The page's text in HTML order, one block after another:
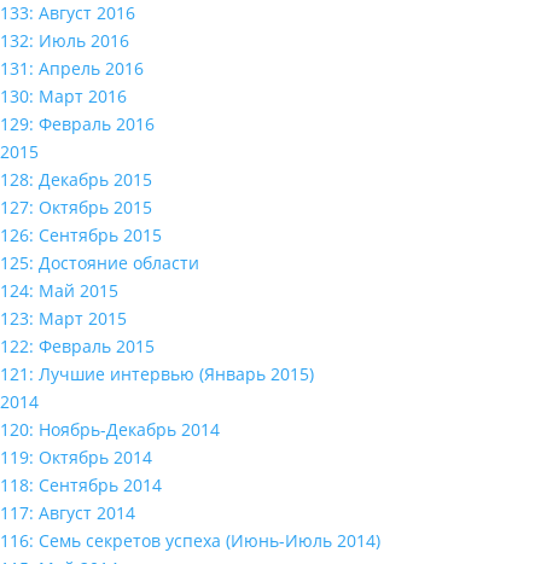
133: Август 2016
132: Июль 2016
131: Апрель 2016
130: Март 2016
129: Февраль 2016
2015
128: Декабрь 2015
127: Октябрь 2015
126: Сентябрь 2015
125: Достояние области
124: Май 2015
123: Март 2015
122: Февраль 2015
121: Лучшие интервью (Январь 2015)
2014
120: Ноябрь-Декабрь 2014
119: Октябрь 2014
118: Сентябрь 2014
117: Август 2014
116: Семь секретов успеха (Июнь-Июль 2014)